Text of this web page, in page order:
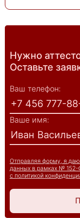
Нужно
Оставьте
Ваш телефон:
Ваше имя:
Отправляя форму, я
данных в рамках №
с политикой